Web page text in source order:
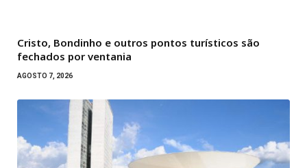
Cristo, Bondinho e outros pontos turísticos são
fechados por ventania
AGOSTO 7, 2026